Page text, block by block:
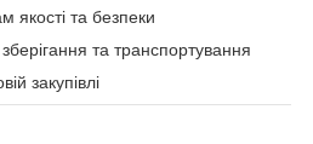
якості та безпеки
та транспортування
закупівлі